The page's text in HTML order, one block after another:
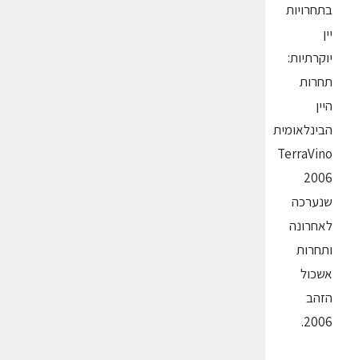
בתחרויות
יין
יוקרתיות:
תחרות
היין
הבינלאומית
TerraVino
2006
שנערכה
לאחרונה
ותחרות
אשכול
הזהב
2006.